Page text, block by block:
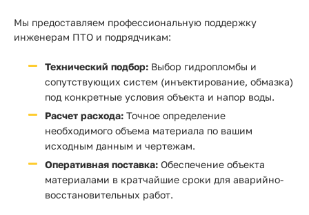
Мы предоставляем профессиональную поддержку
инженерам ПТО и подрядчикам:
Технический подбор: Выбор гидропломбы и
сопутствующих систем (инъектирование, обмазка)
под конкретные условия объекта и напор воды.
Расчет расхода: Точное определение
необходимого объема материала по вашим
исходным данным и чертежам.
Оперативная поставка: Обеспечение объекта
материалами в кратчайшие сроки для аварийно-
восстановительных работ.